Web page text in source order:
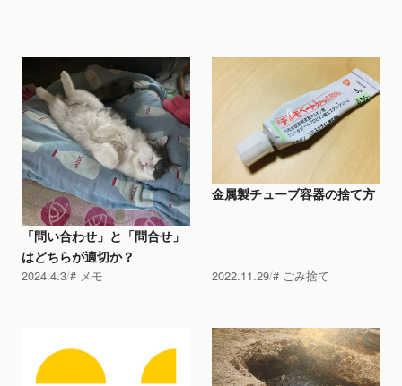
「問い合わせ」と「問合せ」
はどちらが適切か？
2024.4.3 メモ
金属製チューブ容器の捨て方
2022.11.29 ごみ捨て